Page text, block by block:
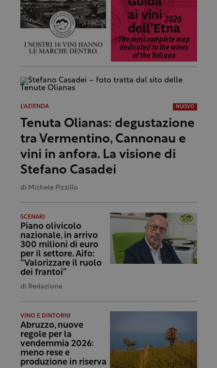
L'AZIENDA NUOVO
Tenuta Olianas: degustazione
tra Vermentino, Cannonau e
vini in anfora. La visione di
Stefano Casadei
di Michele Pizzillo
SCENARI
Piano olivicolo
nazionale, in arrivo
300 milioni di euro
per il settore. Aifo:
“Valorizzare il ruolo
dei frantoi”
di Redazione
VINO E DINTORNI
Abruzzo, nuove
regole per la
vendemmia 2026:
meno rese e
produzione in riserva